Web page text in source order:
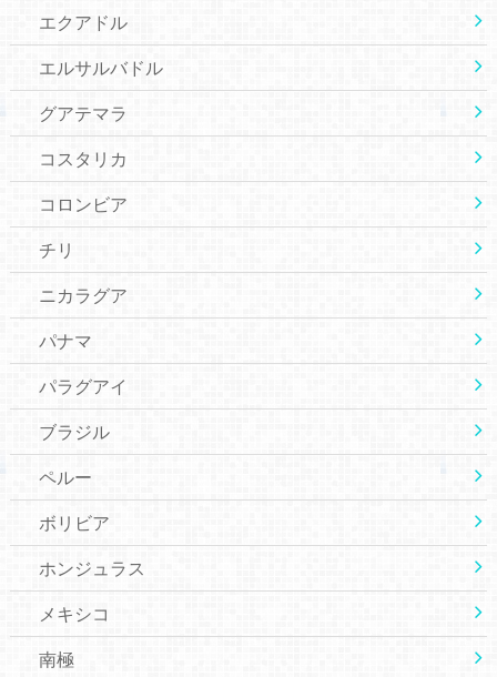
エクアドル
エルサルバドル
グアテマラ
コスタリカ
コロンビア
チリ
ニカラグア
パナマ
パラグアイ
ブラジル
ペルー
ボリビア
ホンジュラス
メキシコ
南極